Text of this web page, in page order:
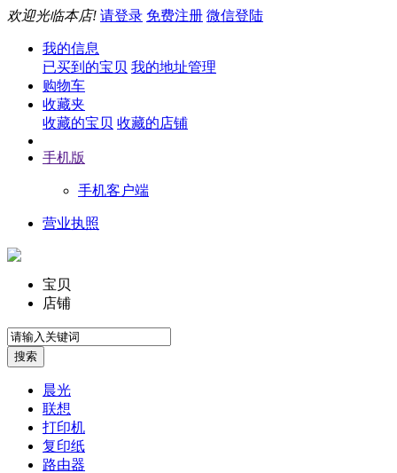
欢迎光临本店! 请登录 免费注册 微信登陆
我的信息
已买到的宝贝 我的地址管理
购物车
收藏夹
收藏的宝贝 收藏的店铺
手机版
手机客户端
营业执照
宝贝
店铺
晨光
联想
打印机
复印纸
路由器